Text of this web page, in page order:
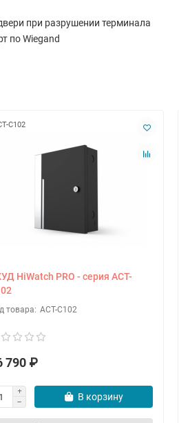
при разрушении терминала
по Wiegand
C102
HiWatch PRO - серия ACT-
ACT-C102
790 ₽
В корзину